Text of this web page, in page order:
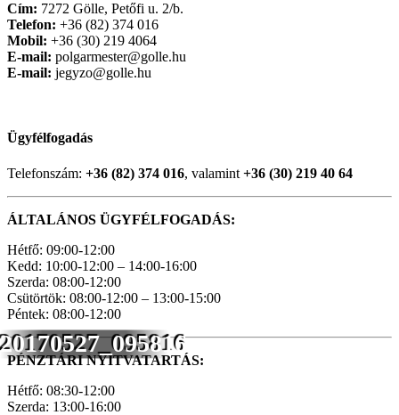
20170527_095816
Cím: 7272 Gölle, Petőfi u. 2/b.
Telefon: +36 (82) 374 016
Mobil: +36 (30) 219 4064
E-mail: polgarmester@golle.hu
E-mail: jegyzo@golle.hu
Ügyfélfogadás
Telefonszám: +36 (82) 374 016, valamint +36 (30) 219 40 64
ÁLTALÁNOS ÜGYFÉLFOGADÁS:
Hétfő: 09:00-12:00
Kedd: 10:00-12:00 – 14:00-16:00
Szerda: 08:00-12:00
Csütörtök: 08:00-12:00 – 13:00-15:00
Péntek: 08:00-12:00
PÉNZTÁRI NYITVATARTÁS:
Hétfő: 08:30-12:00
Szerda: 13:00-16:00